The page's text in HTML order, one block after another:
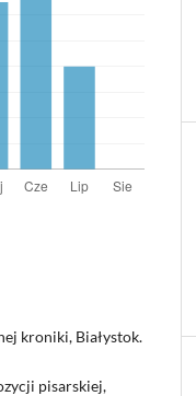
kroniki, Białystok.
pisarskiej,